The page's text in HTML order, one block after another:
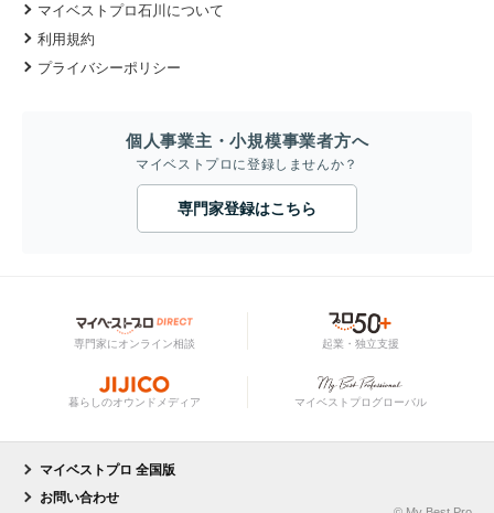
マイベストプロ石川について
利用規約
プライバシーポリシー
個人事業主・小規模事業者方へ
マイベストプロに登録しませんか？
専門家登録はこちら
専門家にオンライン相談 起業・独立支援
暮らしのオウンドメディア マイベストプログローバル
マイベストプロ 全国版
お問い合わせ